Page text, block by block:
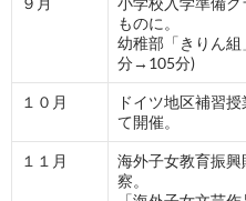
ものに。
幼稚部「きりん
分→105分)
１０月
ドイツ地区補習
て開催。
１１月
海外子女教育振
察。